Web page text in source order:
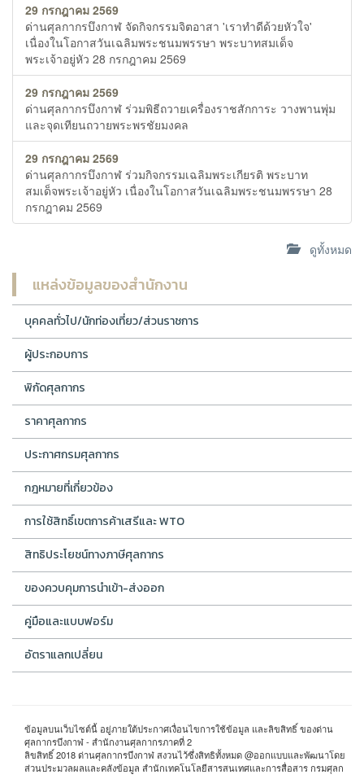
29 กรกฎาคม 2569
ด่านศุลกากรบึงกาฬ จัดกิจกรรมจิตอาสา 'เราทำดีด้วยหัวใจ'
เนื่องในโอกาสวันเฉลิมพระชนมพรรษา พระบาทสมเด็จ
พระเจ้าอยู่หัว 28 กรกฎาคม 2569
29 กรกฎาคม 2569
ด่านศุลกากรบึงกาฬ ร่วมพิธีถวายเครื่องราชสักการะ วางพานพุ่ม
และจุดเทียนถวายพระพรชัยมงคล
29 กรกฎาคม 2569
ด่านศุลกากรบึงกาฬ ร่วมกิจกรรมเฉลิมพระเกียรติ พระบาท
สมเด็จพระเจ้าอยู่หัว เนื่องในโอกาสวันเฉลิมพระชนมพรรษา 28
กรกฎาคม 2569
ดูทั้งหมด
แหล่งข้อมูลของสำนักงาน
บุคคลทั่วไป/นักท่องเที่ยว/ส่วนราชการ
ผู้ประกอบการ
พิกัดศุลกากร
ราคาศุลกากร
ประกาศกรมศุลกากร
กฎหมายที่เกี่ยวข้อง
การใช้สิทธิ์เขตการค้าเสรีและ WTO
สิทธิประโยชน์ทางภาษีศุลกากร
ของควบคุมการนำเข้า-ส่งออก
คู่มือและแบบฟอร์ม
อัตราแลกเปลี่ยน
ข้อมูลบนเว็บไซต์นี้ อยู่ภายใต้ประกาศเงื่อนไขการใช้ข้อมูล และลิขสิทธิ์ ของด่าน
ศุลกากรบึงกาฬ - สำนักงานศุลกากรภาคที่ 2
ลิขสิทธิ์ 2018 ด่านศุลกากรบึงกาฬ สงวนไว้ซึ่งสิทธิทั้งหมด @ออกแบบและพัฒนาโดย
ส่วนประมวลผลและคลังข้อมูล สำนักเทคโนโลยีสารสนเทศและการสื่อสาร กรมศุลก